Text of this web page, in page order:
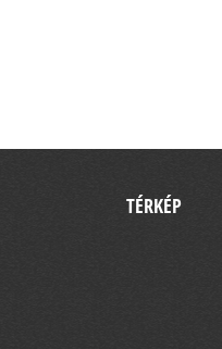
TÉRKÉP